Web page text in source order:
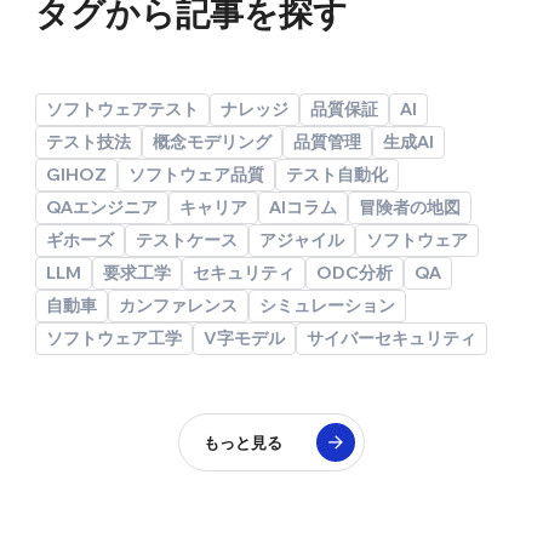
タグから記事を探す
ソフトウェアテスト ナレッジ 品質保証
AI
テスト技法
概念モデリング 品質管理
生成AI
GIHOZ
ソフトウェア品質
テスト自動化
QAエンジニア
キャリア AIコラム
冒険者の地図
ギホーズ
テストケース アジャイル
ソフトウェア
LLM
要求工学 セキュリティ ODC分析
QA
自動車
カンファレンス
シミュレーション
ソフトウェア工学
V字モデル サイバーセキュリティ
もっと見る